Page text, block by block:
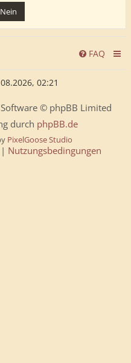
FAQ
02:21
© phpBB Limited
durch phpBB.de
PixelGoose Studio
| Nutzungsbedingungen